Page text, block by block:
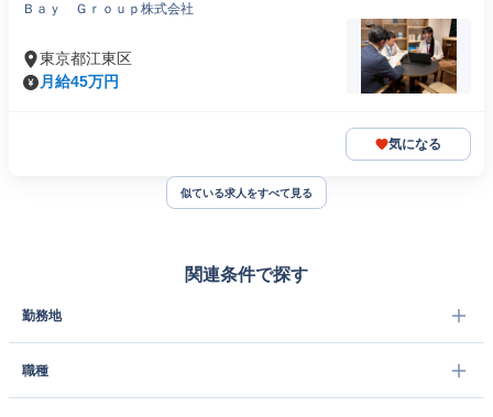
Ｂａｙ Ｇｒｏｕｐ株式会社
東京都江東区
月給45万円
気になる
似ている求人をすべて見る
関連条件で探す
勤務地
職種